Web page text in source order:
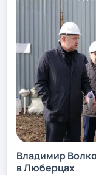
Владимир
в Люберцах